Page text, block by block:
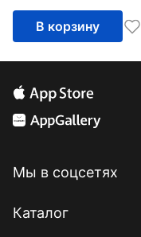
В корзину
Мы в соцсетях
Каталог